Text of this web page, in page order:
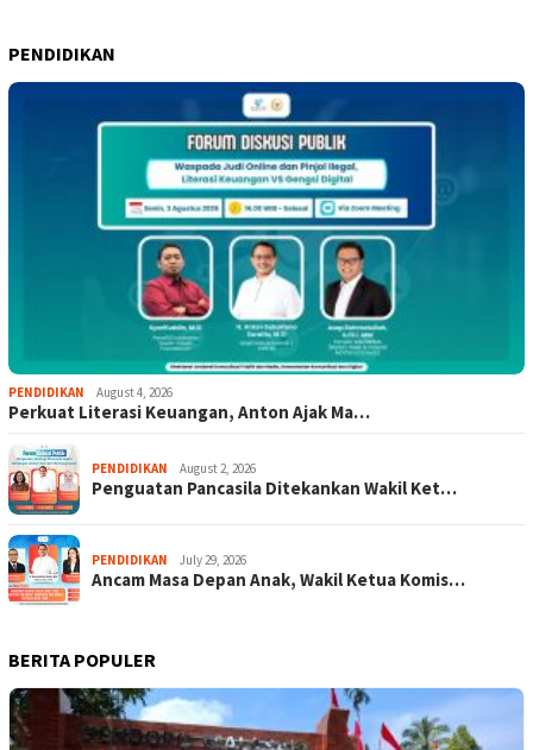
PENDIDIKAN
PENDIDIKAN August 4, 2026
Perkuat Literasi Keuangan, Anton Ajak Ma…
PENDIDIKAN August 2, 2026
Penguatan Pancasila Ditekankan Wakil Ket…
PENDIDIKAN July 29, 2026
Ancam Masa Depan Anak, Wakil Ketua Komis…
BERITA POPULER